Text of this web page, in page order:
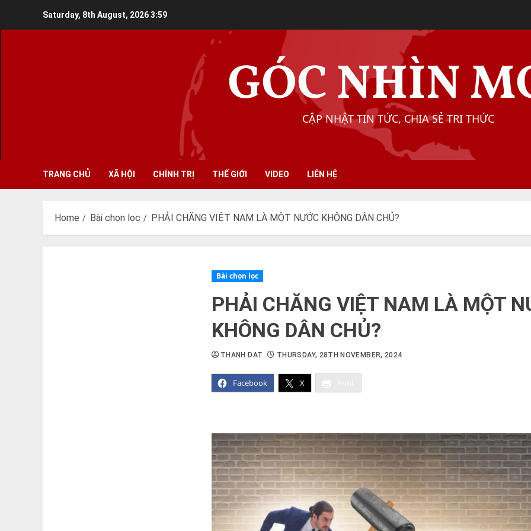
Saturday, 8th August, 20263:59
GÓC NHÌN
CẬP NHẬT TIN TỨC, CHIA SẺ TRI THỨC
TRANG CHỦ XÃ HỘI CHÍNH TRỊ THẾ GIỚI VIDEO LIÊN HỆ
Home Bài chọn lọc PHẢI CHĂNG VIỆT NAM LÀ MỘT NƯỚC KHÔNG DÂN CHỦ?
Bài chọn lọc
PHẢI CHĂNG VIỆT NAM LÀ MỘT
KHÔNG DÂN CHỦ?
Facebook X
THANH DAT THURSDAY, 28TH NOVEMBER, 2024